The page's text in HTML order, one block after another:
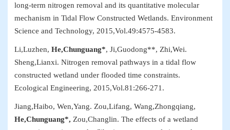
long-term nitrogen removal and its quantitative molecular
mechanism in Tidal Flow Constructed Wetlands. Environment
Science and Technology, 2015,Vol.49:4575-4583.
Li,Luzhen, He,Chunguang*, Ji,Guodong**, Zhi,Wei.
Sheng,Lianxi. Nitrogen removal pathways in a tidal flow
constructed wetland under flooded time constraints.
Ecological Engineering, 2015,Vol.81:266-271.
Jiang,Haibo, Wen,Yang. Zou,Lifang, Wang,Zhongqiang,
He,Chunguang*, Zou,Changlin. The effects of a wetland